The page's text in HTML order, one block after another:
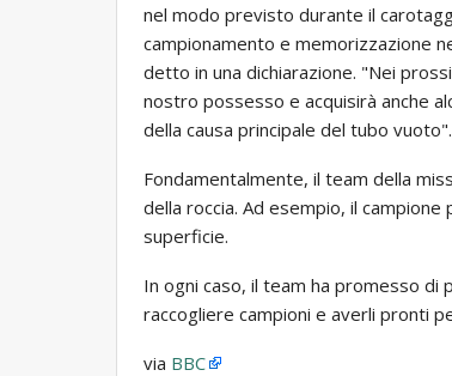
nel modo previsto durante il
campionamento e memorizzazione
detto in una dichiarazione. "Nei
nostro possesso e acquisirà anche
della causa principale del tubo vuoto".
Fondamentalmente, il team della
della roccia. Ad esempio, il
superficie.
In ogni caso, il team ha promesso
raccogliere campioni e averli pronti
via BBC